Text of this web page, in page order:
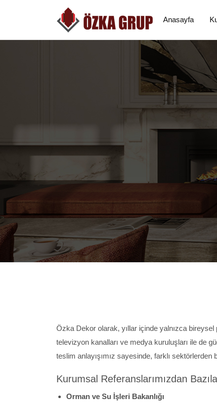
Anasayfa
Özka Dekor olarak, yıllar içinde yalnızca
televizyon kanalları ve medya kuruluşları ile de
teslim anlayışımız sayesinde, farklı
Kurumsal Referanslarımızdan
Orman ve Su İşleri Bakanlığı